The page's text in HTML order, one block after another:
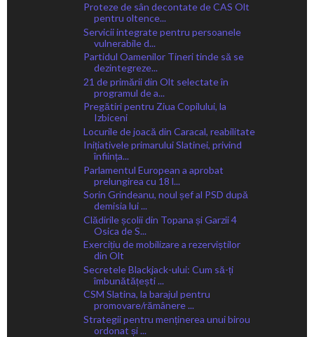
Proteze de sân decontate de CAS Olt
pentru oltence...
Servicii integrate pentru persoanele
vulnerabile d...
Partidul Oamenilor Tineri tinde să se
dezintegreze...
21 de primării din Olt selectate în
programul de a...
Pregătiri pentru Ziua Copilului, la
Izbiceni
Locurile de joacă din Caracal, reabilitate
Inițiativele primarului Slatinei, privind
înființa...
Parlamentul European a aprobat
prelungirea cu 18 l...
Sorin Grindeanu, noul șef al PSD după
demisia lui ...
Clădirile școlii din Topana și Garzii 4
Osica de S...
Exercițiu de mobilizare a rezerviștilor
din Olt
Secretele Blackjack-ului: Cum să-ți
îmbunătățești ...
CSM Slatina, la barajul pentru
promovare/rămânere ...
Strategii pentru menținerea unui birou
ordonat și ...